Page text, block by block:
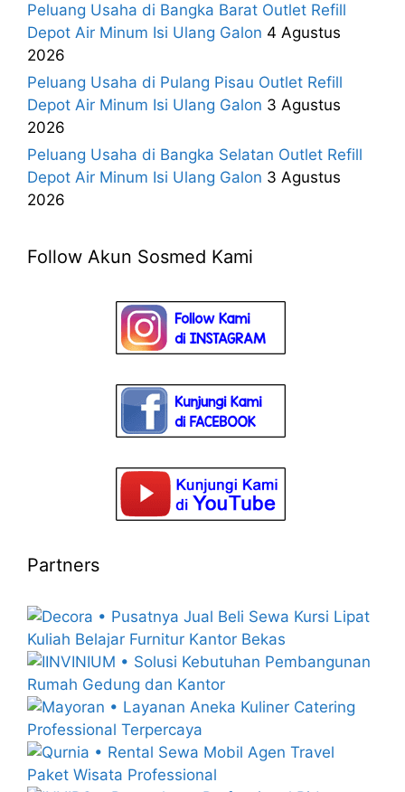
Peluang Usaha di Bangka Barat Outlet Refill
Depot Air Minum Isi Ulang Galon 4 Agustus
2026
Peluang Usaha di Pulang Pisau Outlet Refill
Depot Air Minum Isi Ulang Galon 3 Agustus
2026
Peluang Usaha di Bangka Selatan Outlet Refill
Depot Air Minum Isi Ulang Galon 3 Agustus
2026
Follow Akun Sosmed Kami
Partners